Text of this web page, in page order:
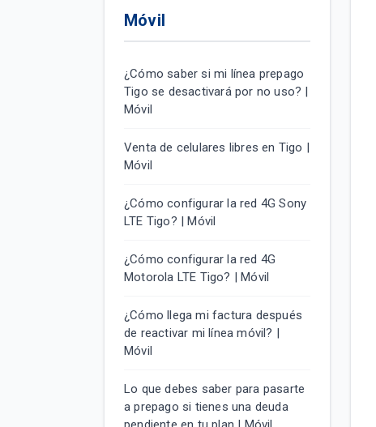
Móvil
¿Cómo saber si mi línea prepago
Tigo se desactivará por no uso? |
Móvil
Venta de celulares libres en Tigo |
Móvil
¿Cómo configurar la red 4G Sony
LTE Tigo? | Móvil
¿Cómo configurar la red 4G
Motorola LTE Tigo? | Móvil
¿Cómo llega mi factura después
de reactivar mi línea móvil? |
Móvil
Lo que debes saber para pasarte
a prepago si tienes una deuda